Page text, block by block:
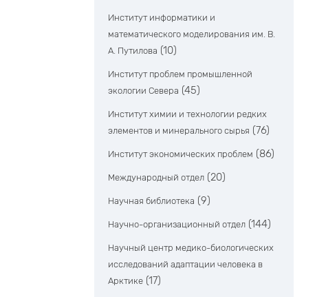
Институт информатики и
математического моделирования им. В.
А. Путилова (10)
Институт проблем промышленной
экологии Севера (45)
Институт химии и технологии редких
элементов и минерального сырья (76)
Институт экономических проблем (86)
Международный отдел (20)
Научная библиотека (9)
Научно-организационный отдел (144)
Научный центр медико-биологических
исследований адаптации человека в
Арктике (17)